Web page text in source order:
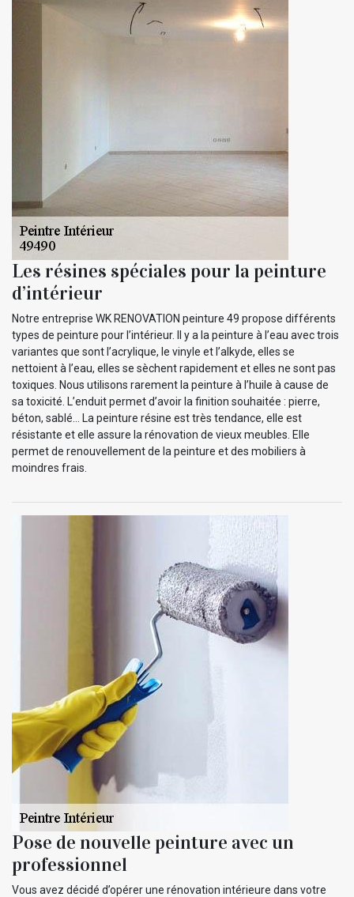
Les résines spéciales pour la peinture
d’intérieur
Notre entreprise WK RENOVATION peinture 49 propose différents
types de peinture pour l’intérieur. Il y a la peinture à l’eau avec trois
variantes que sont l’acrylique, le vinyle et l’alkyde, elles se
nettoient à l’eau, elles se sèchent rapidement et elles ne sont pas
toxiques. Nous utilisons rarement la peinture à l’huile à cause de
sa toxicité. L’enduit permet d’avoir la finition souhaitée : pierre,
béton, sablé… La peinture résine est très tendance, elle est
résistante et elle assure la rénovation de vieux meubles. Elle
permet de renouvellement de la peinture et des mobiliers à
moindres frais.
Pose de nouvelle peinture avec un
professionnel
Vous avez décidé d’opérer une rénovation intérieure dans votre